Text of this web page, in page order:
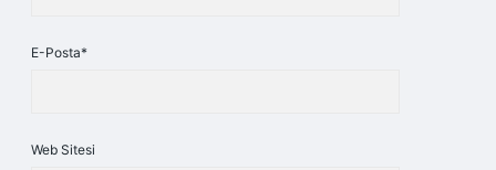
E-Posta*
Web Sitesi